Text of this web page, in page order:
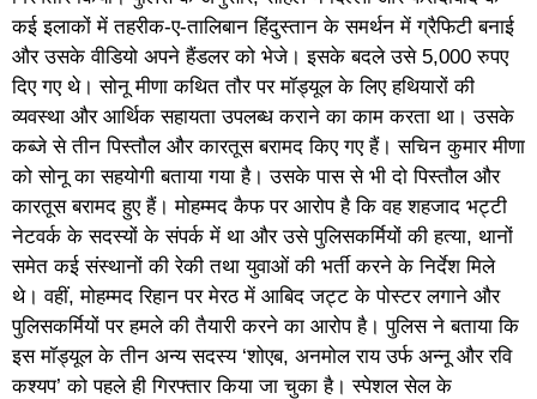
कई इलाकों में तहरीक-ए-तालिबान हिंदुस्तान के समर्थन में ग्रैफिटी बनाई
और उसके वीडियो अपने हैंडलर को भेजे। इसके बदले उसे 5,000 रुपए
दिए गए थे। सोनू मीणा कथित तौर पर मॉड्यूल के लिए हथियारों की
व्यवस्था और आर्थिक सहायता उपलब्ध कराने का काम करता था। उसके
कब्जे से तीन पिस्तौल और कारतूस बरामद किए गए हैं। सचिन कुमार मीणा
को सोनू का सहयोगी बताया गया है। उसके पास से भी दो पिस्तौल और
कारतूस बरामद हुए हैं। मोहम्मद कैफ पर आरोप है कि वह शहजाद भट्टी
नेटवर्क के सदस्यों के संपर्क में था और उसे पुलिसकर्मियों की हत्या, थानों
समेत कई संस्थानों की रेकी तथा युवाओं की भर्ती करने के निर्देश मिले
थे। वहीं, मोहम्मद रिहान पर मेरठ में आबिद जट्ट के पोस्टर लगाने और
पुलिसकर्मियों पर हमले की तैयारी करने का आरोप है। पुलिस ने बताया कि
इस मॉड्यूल के तीन अन्य सदस्य ‘शोएब, अनमोल राय उर्फ अन्नू और रवि
कश्यप’ को पहले ही गिरफ्तार किया जा चुका है। स्पेशल सेल के